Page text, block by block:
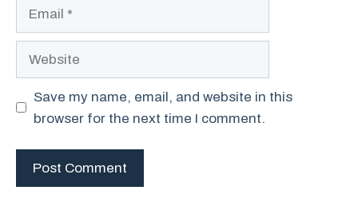
Save my name, email, and website in this
browser for the next time I comment.